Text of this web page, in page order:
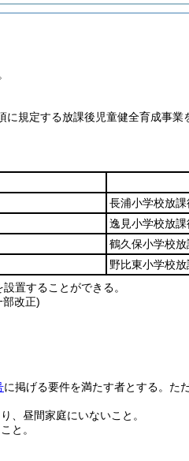
に規定する放課後児童健全育成事
長浦小学校放
逸見小学校放
鶴久保小学校
野比東小学校
置することができる。
改正)
に掲げる要件を満たす者とする。 た
、昼間家庭にいないこと。
と。